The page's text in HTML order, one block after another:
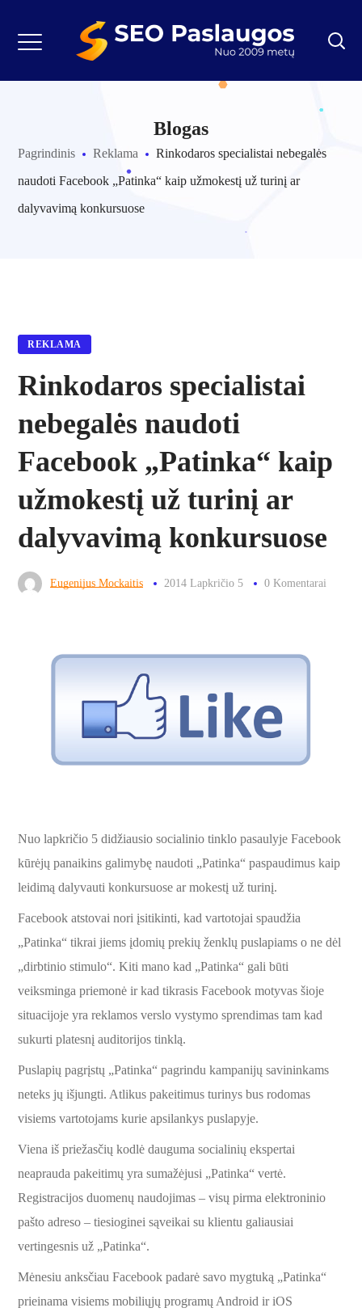
Blogas
Pagrindinis Reklama
Rinkodaros specialistai nebegalės
naudoti Facebook „Patinka“ kaip užmokestį už turinį ar
dalyvavimą konkursuose
REKLAMA
Rinkodaros specialistai
nebegalės naudoti
Facebook „Patinka“ kaip
užmokestį už turinį ar
dalyvavimą konkursuose
Eugenijus Mockaitis 2014 Lapkričio 5 0 Komentarai
Nuo lapkričio 5 didžiausio socialinio tinklo pasaulyje Facebook
kūrėjų panaikins galimybę naudoti „Patinka“ paspaudimus kaip
leidimą dalyvauti konkursuose ar mokestį už turinį.
Facebook atstovai nori įsitikinti, kad vartotojai spaudžia
„Patinka“ tikrai jiems įdomių prekių ženklų puslapiams o ne dėl
„dirbtinio stimulo“. Kiti mano kad „Patinka“ gali būti
veiksminga priemonė ir kad tikrasis Facebook motyvas šioje
situacijoje yra reklamos verslo vystymo sprendimas tam kad
sukurti platesnį auditorijos tinklą.
Puslapių pagrįstų „Patinka“ pagrindu kampanijų savininkams
neteks jų išjungti. Atlikus pakeitimus turinys bus rodomas
visiems vartotojams kurie apsilankys puslapyje.
Viena iš priežasčių kodlė dauguma socialinių ekspertai
neaprauda pakeitimų yra sumažėjusi „Patinka“ vertė.
Registracijos duomenų naudojimas – visų pirma elektroninio
pašto adreso – tiesioginei sąveikai su klientu galiausiai
vertingesnis už „Patinka“.
Mėnesiu anksčiau Facebook padarė savo mygtuką „Patinka“
prieinama visiems mobiliųjų programų Android ir iOS